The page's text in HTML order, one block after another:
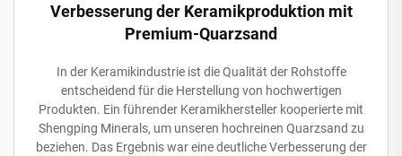
Verbesserung der Keramikproduktion mit
Premium-Quarzsand
In der Keramikindustrie ist die Qualität der Rohstoffe
entscheidend für die Herstellung von hochwertigen
Produkten. Ein führender Keramikhersteller kooperierte mit
Shengping Minerals, um unseren hochreinen Quarzsand zu
beziehen. Das Ergebnis war eine deutliche Verbesserung der